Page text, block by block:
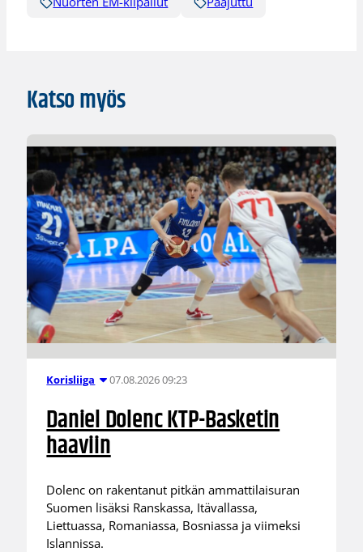
Katso myös
Korisliiga 07.08.2026 09:23
Daniel Dolenc KTP-Basketin
haaviin
Dolenc on rakentanut pitkän ammattilaisuran
Suomen lisäksi Ranskassa, Itävallassa,
Liettuassa, Romaniassa, Bosniassa ja viimeksi
Islannissa.